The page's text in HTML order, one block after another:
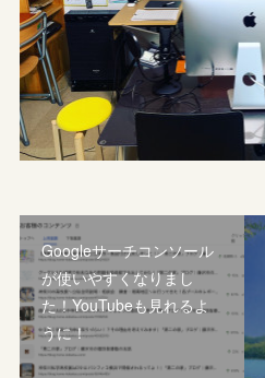
Googleサーチコンソール
が使いやすくなりまし
た！YouTubeも見れるよ
うに！